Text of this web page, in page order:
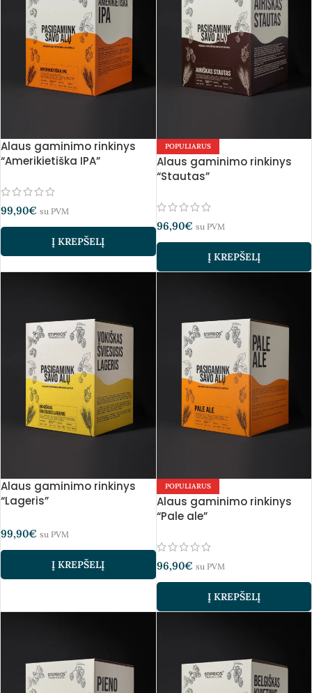
Alaus gaminimo rinkinys
“Amerikietiška IPA”
99,90€ su PVM
Į KREPŠELĮ
POPULIARUS
Alaus gaminimo rinkinys
“Stautas”
96,90€ su PVM
Į KREPŠELĮ
Alaus gaminimo rinkinys
“Lageris”
99,90€ su PVM
Į KREPŠELĮ
POPULIARUS
Alaus gaminimo rinkinys
“Pale ale”
96,90€ su PVM
Į KREPŠELĮ